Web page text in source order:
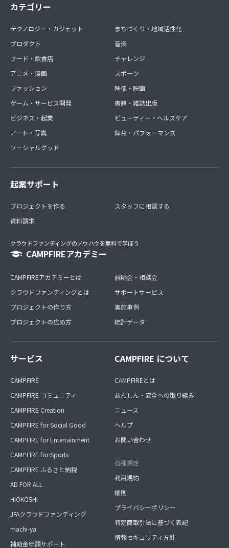
カテゴリー
テクノロジー・ガジェット
プロダクト
フード・飲食店
アニメ・漫画
ファッション
ゲーム・サービス開発
ビジネス・起業
アート・写真
ソーシャルグッド
まちづくり・地域活性化
音楽
チャレンジ
スポーツ
映像・映画
書籍・雑誌出版
ビューティー・ヘルスケア
舞台・パフォーマンス
起案サポート
プロジェクトを作る
資料請求
スタッフに相談する
クラウドファンディングのノウハウを無料で学ぼう
CAMPFIREアカデミー
CAMPFIREアカデミーとは
クラウドファンディングとは
プロジェクトの作り方
プロジェクトの広め方
説明会・相談会
サポートサービス
実施事例
統計データ
サービス
CAMPFIRE
CAMPFIRE コミュニティ
CAMPFIRE Creation
CAMPFIRE for Social Good
CAMPFIRE for Entertainment
CAMPFIRE for Sports
CAMPFIRE ふるさと納税
AD FOR ALL
HIOKOSHI
JFAクラウドファンディング
machi-ya
補助金申請サポート
CAMPFIRE について
CAMPFIREとは
あんしん・安全への取り組み
ニュース
ヘルプ
お問い合わせ
各種規定
利用規約
細則
プライバシーポリシー
特定商取引法に基づく表記
情報セキュリティ方針